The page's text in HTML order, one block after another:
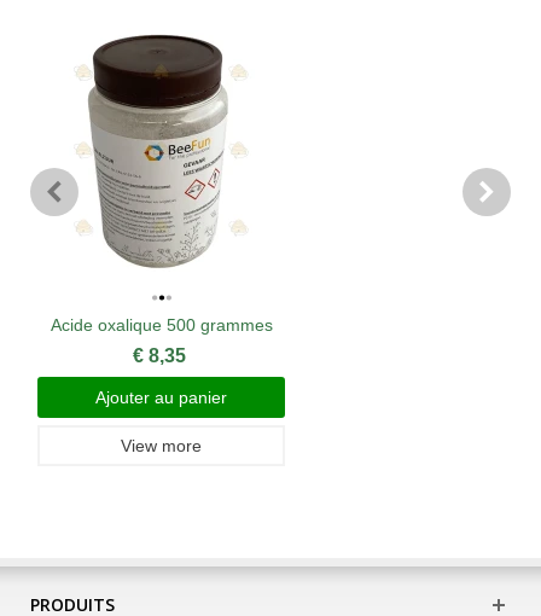
Acide oxalique 500 grammes
€ 8,35
Ajouter au panier
View more
PRODUITS